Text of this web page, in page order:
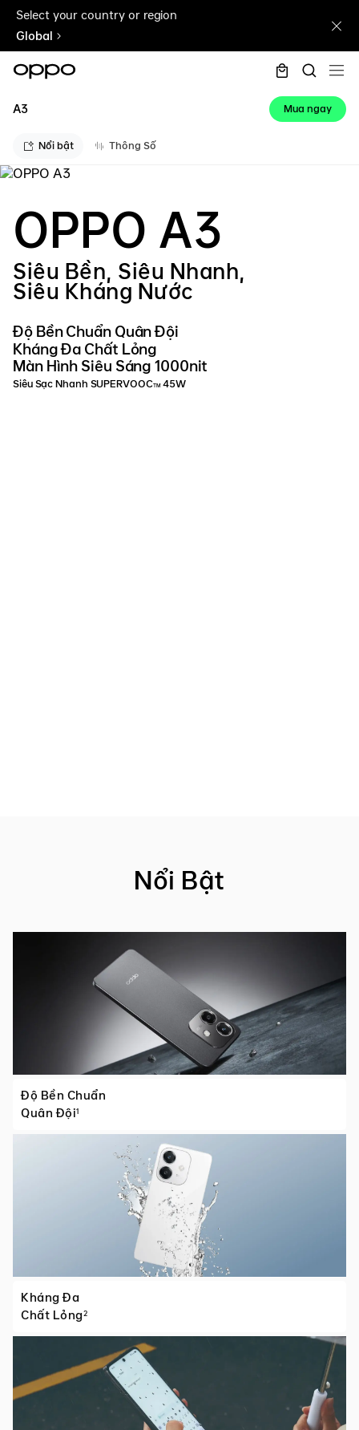
Select your country or region
Global
A3 Mua ngay
Nổi bật Thông Số
OPPO A3
Siêu Bền, Siêu Nhanh,
Siêu Kháng Nước
Độ Bền Chuẩn Quân Đội
Kháng Đa Chất Lỏng
Màn Hình Siêu Sáng 1000nit
Siêu Sạc Nhanh SUPERVOOCTM45W
Nổi Bật
Độ Bền Chuẩn
Quân Đội1
Kháng Đa
Chất Lỏng2